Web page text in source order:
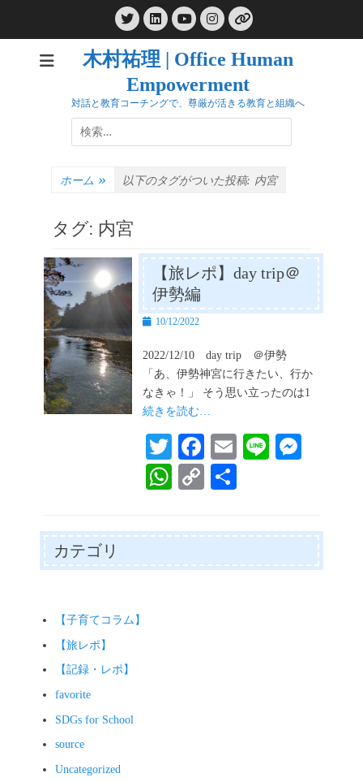
TwitterLinkedIn
YouTube
Instagram
リ
ン
ク
木村祐理 | Office Human
Empowerment
対話と教育コーチングで、尊厳が活きる教育と組織へ
検
索:
ホーム » 以下のタグがついた投稿: 内宮
タグ: 内宮
【旅レポ】day trip＠
伊勢編
投
日
10/12/2022
2022/12/10 day trip ＠伊勢
「あ、伊勢神宮に行きたい、行か
なきゃ！」 そう思い立ったのは1
続きを読む…
T
wi
tte
r
Fa
ce
bo
ok
E
Li
ng
er
W
ts
C
y
カテゴリ
【子育てコラム】
【旅レポ】
【記録・レポ】
favorite
SDGs for School
source
Uncategorized